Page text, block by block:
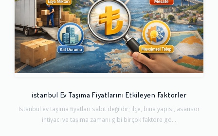
istanbul Ev Taşıma Fiyatlarını Etkileyen Faktörler
İstanbul ev taşıma fiyatları sabit değildir; ilçe, bina yapısı, asansör
ihtiyacı ve taşıma zamanı gibi birçok faktöre gö...